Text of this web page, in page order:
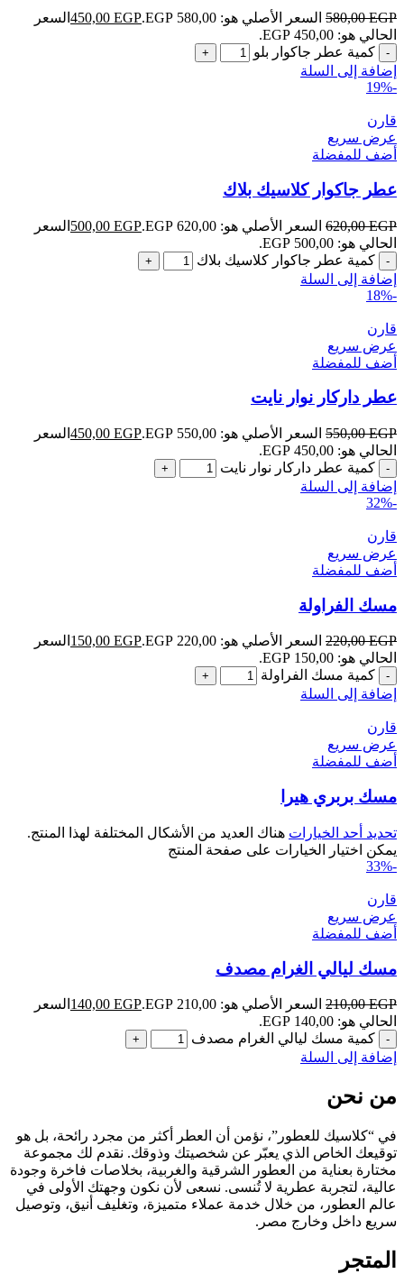
580,00EGP السعر الأصلي هو: 580,00 EGP. 450,00 EGP
السعر
الحالي هو: 450,00 EGP.
كمية عطر جاكوار بلو
إضافة إلى السلة
-19%
قارن
عرض سريع
أضف للمفضلة
عطر جاكوار كلاسيك بلاك
620,00EGP السعر الأصلي هو: 620,00 EGP. 500,00 EGP
السعر
الحالي هو: 500,00 EGP.
كمية عطر جاكوار كلاسيك بلاك
إضافة إلى السلة
-18%
قارن
عرض سريع
أضف للمفضلة
عطر داركار نوار نايت
550,00EGP السعر الأصلي هو: 550,00 EGP. 450,00 EGP
السعر
الحالي هو: 450,00 EGP.
كمية عطر داركار نوار نايت
إضافة إلى السلة
-32%
قارن
عرض سريع
أضف للمفضلة
مسك الفراولة
220,00EGP السعر الأصلي هو: 220,00 EGP. 150,00 EGP
السعر
الحالي هو: 150,00 EGP.
كمية مسك الفراولة
إضافة إلى السلة
قارن
عرض سريع
أضف للمفضلة
مسك بربري هيرا
تحديد أحد الخيارات هناك العديد من الأشكال المختلفة لهذا المنتج.
يمكن اختيار الخيارات على صفحة المنتج
-33%
قارن
عرض سريع
أضف للمفضلة
مسك ليالي الغرام مصدف
210,00EGP السعر الأصلي هو: 210,00 EGP. 140,00 EGP
السعر
الحالي هو: 140,00 EGP.
كمية مسك ليالي الغرام مصدف
إضافة إلى السلة
من نحن
في “كلاسيك للعطور”، نؤمن أن العطر أكثر من مجرد رائحة، بل هو
توقيعك الخاص الذي يعبّر عن شخصيتك وذوقك. نقدم لك مجموعة
مختارة بعناية من العطور الشرقية والغربية، بخلاصات فاخرة وجودة
عالية، لتجربة عطرية لا تُنسى. نسعى لأن نكون وجهتك الأولى في
عالم العطور، من خلال خدمة عملاء متميزة، وتغليف أنيق، وتوصيل
سريع داخل وخارج مصر.
المتجر